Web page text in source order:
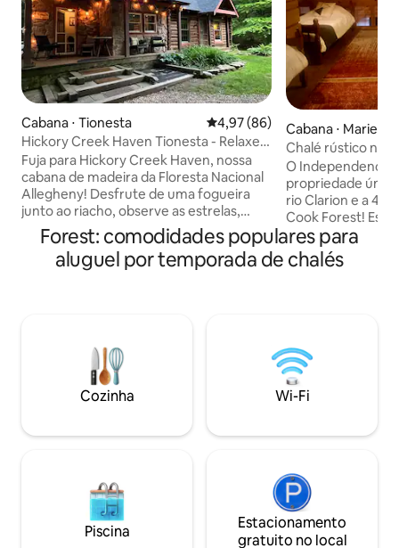
Cabana ⋅ Tionesta 4,97 de uma avaliação média
4,97 (86)
Hickory Creek Haven Tionesta - Relaxe
no riacho!
Fuja para Hickory Creek Haven, nossa
cabana de madeira da Floresta Nacional
Allegheny! Desfrute de uma fogueira
junto ao riacho, observe as estrelas,
caminhe e reconecte-se em nossa
localização privada e conveniente.
Tionesta Lake 8 mi., Cook Forest 24
abastecida e sala de estar com pingue-
pongue, jogos, Wi-Fi e TV. Os cães são
bem-vindos mediante o pagamento de
uma taxa para animais de estimação.
propriedade à beira-mar é o Trout View
Cabana ⋅
Chalé rústico na
pública —
O Independence
propriedade
rio Clarion e a 4
Cook Forest! Esta é uma experiência do
tipo fora da
aventura e
precisa de Wi-Fi
livre e uma casa
Aqueça-se ao
propano. A cabana tem serviço de
celular, cozinha
Forest: comodidades populares para
aluguel por temporada de chalés
Cozinha Wi-Fi
Piscina
Estacionamento
gratuito no local